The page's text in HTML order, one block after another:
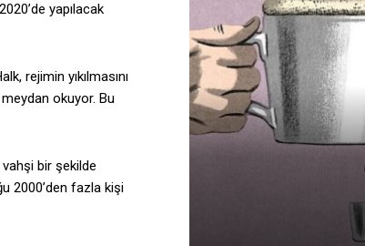
yapılacak
rejimin yıkılmasını
okuyor. Bu
bir şekilde
2000’den fazla kişi